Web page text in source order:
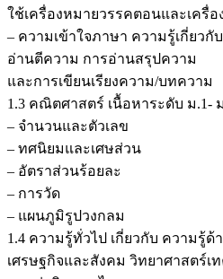
ใช้เครื่องหมายวรรคตอนและเครื่
– ความเข้าใจภาษา ความรู้เกี่ยวกั
อ่านตีความ การอ่านสรุปความ
และการเขียนเรียงความ/บทความ
1.3 คณิตศาสตร์ เนื้อหาระดับ ม.1-
– จำนวนและตัวเลข
– ทศนิยมและเศษส่วน
– อัตราส่วนร้อยละ
– การวัด
– แผนภูมิรูปวงกลม
1.4 ความรู้ทั่วไป เกี่ยวกับ ความรู้ด้
เศรษฐกิจและสังคม วิทยาศาสตร์เ